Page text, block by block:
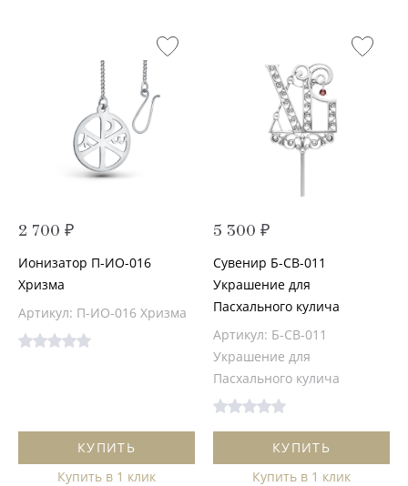
2 700 ₽
Ионизатор П-ИО-016
Хризма
Артикул: П-ИО-016 Хризма
КУПИТЬ
Купить в 1 клик
5 300 ₽
Сувенир Б-СВ-011
Украшение для
Пасхального кулича
Артикул: Б-СВ-011
Украшение для
Пасхального кулича
КУПИТЬ
Купить в 1 клик